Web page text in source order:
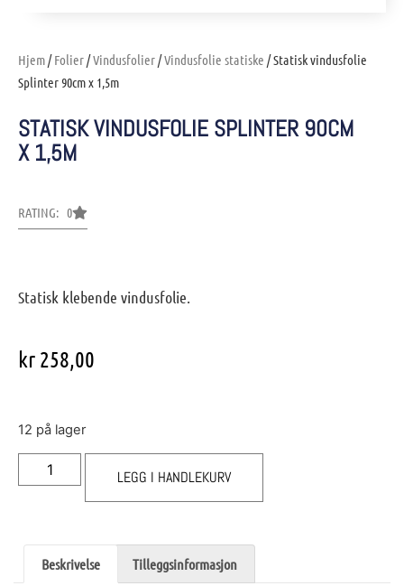
Hjem/Folier/Vindusfolier/Vindusfolie statiske / Statisk vindusfolie
Splinter 90cm x 1,5m
STATISK VINDUSFOLIE SPLINTER 90CM
X 1,5M
RATING: 0
Statisk klebende vindusfolie.
kr 258,00
12 på lager
LEGG I HANDLEKURV
Beskrivelse Tilleggsinformasjon